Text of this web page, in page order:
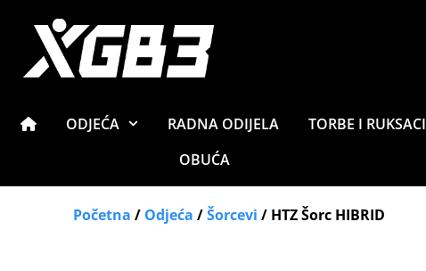
ODJEĆA RADNA ODIJELA TORBE I RUKSACI
OBUĆA
Početna / Odjeća /Šorcevi / HTZ Šorc HIBRID